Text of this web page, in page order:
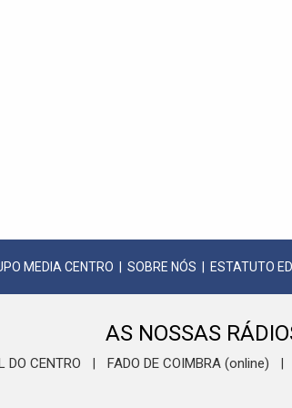
MEDIA CENTRO SOBRE NÓS ESTATUTO
AS NOSSAS
DO CENTRO FADO DE COIMBRA (online)